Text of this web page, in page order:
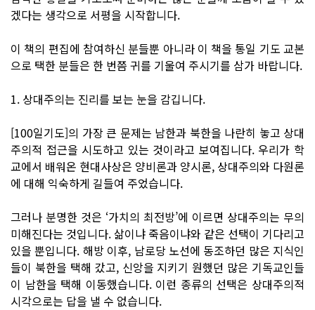
겠다는 생각으로 서평을 시작합니다.
이 책의 편집에 참여하신 분들뿐 아니라 이 책을 통일 기도 교본
으로 택한 분들은 한 번쯤 귀를 기울여 주시기를 삼가 바랍니다.
1. 상대주의는 진리를 보는 눈을 감깁니다.
[100일기도]의 가장 큰 문제는 남한과 북한을 나란히 놓고 상대
주의적 접근을 시도하고 있는 것이라고 보여집니다. 우리가 학
교에서 배워온 현대사상은 양비론과 양시론, 상대주의와 다원론
에 대해 익숙하게 길들여 주었습니다.
그러나 분명한 것은 ‘가치의 최전방’에 이르면 상대주의는 무의
미해진다는 것입니다. 삶이냐 죽음이냐와 같은 선택이 기다리고
있을 뿐입니다. 해방 이후, 남로당 노선에 동조하던 많은 지식인
들이 북한을 택해 갔고, 신앙을 지키기 원했던 많은 기독교인들
이 남한을 택해 이동했습니다. 이런 종류의 선택은 상대주의적
시각으로는 답을 낼 수 없습니다.